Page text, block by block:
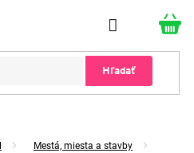
Hľadať
Mestá, miesta a stavby